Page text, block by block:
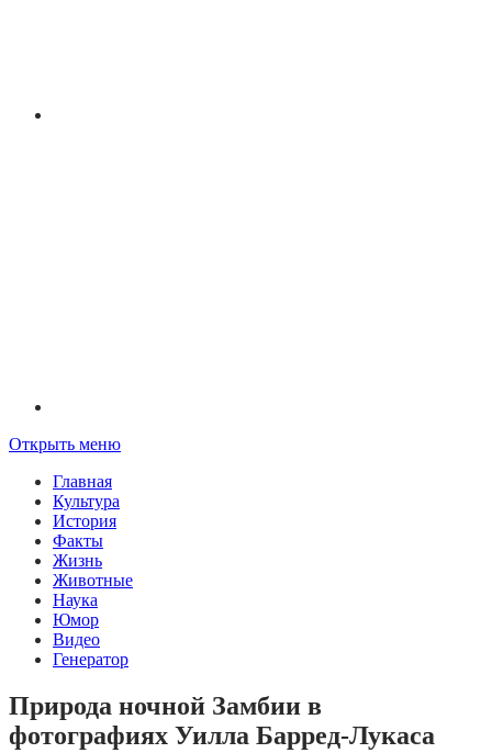
Открыть меню
Главная
Культура
История
Факты
Жизнь
Животные
Наука
Юмор
Видео
Генератор
Природа ночной Замбии в
фотографиях Уилла Барред-Лукаса